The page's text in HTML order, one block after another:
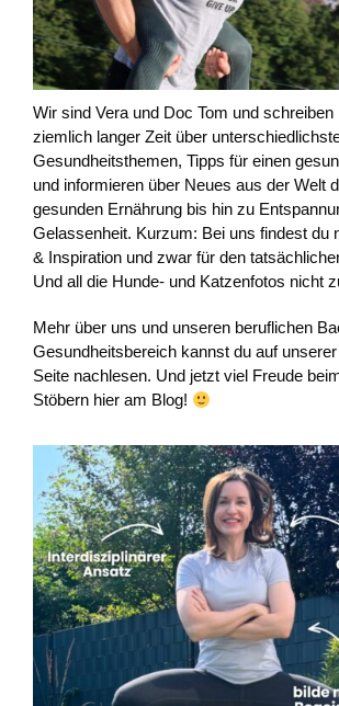
Wir sind Vera und Doc Tom und
ziemlich langer Zeit über
Gesundheitsthemen, Tipps für einen
und informieren über Neues aus der Welt
gesunden Ernährung bis hin zu
Gelassenheit. Kurzum: Bei uns findest du
& Inspiration und zwar für den
Und all die Hunde- und Katzenfotos nicht
Mehr über uns und unseren beruflichen
Gesundheitsbereich kannst du auf unserer
Seite nachlesen. Und jetzt viel Freude
Stöbern hier am Blog!